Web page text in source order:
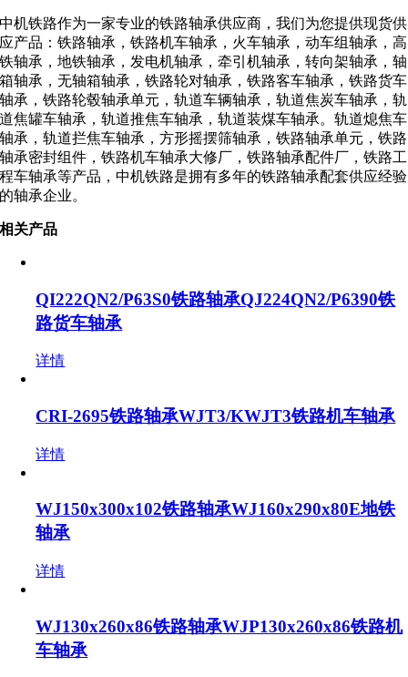
中机铁路作为一家专业的铁路轴承供应商，我们为您提供现货供
应产品：铁路轴承，铁路机车轴承，火车轴承，动车组轴承，高
铁轴承，地铁轴承，发电机轴承，牵引机轴承，转向架轴承，轴
箱轴承，无轴箱轴承，铁路轮对轴承，铁路客车轴承，铁路货车
轴承，铁路轮毂轴承单元，轨道车辆轴承，轨道焦炭车轴承，轨
道焦罐车轴承，轨道推焦车轴承，轨道装煤车轴承。轨道熄焦车
轴承，轨道拦焦车轴承，方形摇摆筛轴承，铁路轴承单元，铁路
轴承密封组件，铁路机车轴承大修厂，铁路轴承配件厂，铁路工
程车轴承等产品，中机铁路是拥有多年的铁路轴承配套供应经验
的轴承企业。
相关产品
QI222QN2/P63S0铁路轴承QJ224QN2/P6390铁
路货车轴承
详情
CRI-2695铁路轴承WJT3/KWJT3铁路机车轴承
详情
WJ150x300x102铁路轴承WJ160x290x80E地铁
轴承
详情
WJ130x260x86铁路轴承WJP130x260x86铁路机
车轴承